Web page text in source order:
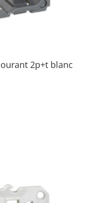
2p+t blanc